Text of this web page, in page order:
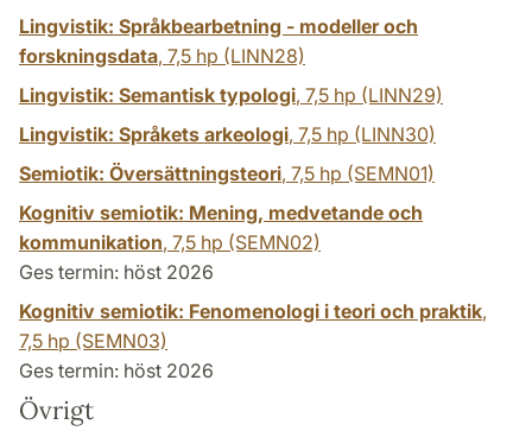
Lingvistik: Språkbearbetning - modeller och
forskningsdata, 7,5 hp (LINN28)
Lingvistik: Semantisk typologi, 7,5 hp (LINN29)
Lingvistik: Språkets arkeologi, 7,5 hp (LINN30)
Semiotik: Översättningsteori, 7,5 hp (SEMN01)
Kognitiv semiotik: Mening, medvetande och
kommunikation, 7,5 hp (SEMN02)
Ges termin: höst 2026
Kognitiv semiotik: Fenomenologi i teori och praktik,
7,5 hp (SEMN03)
Ges termin: höst 2026
Övrigt